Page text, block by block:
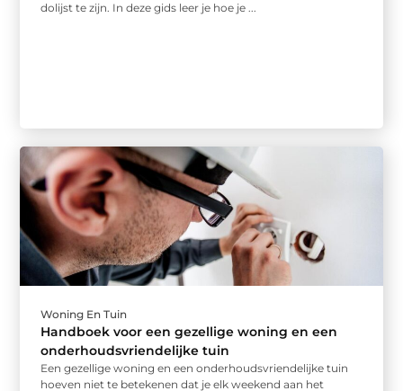
dolijst te zijn. In deze gids leer je hoe je ...
Woning En Tuin
Handboek voor een gezellige woning en een
onderhoudsvriendelijke tuin
Een gezellige woning en een onderhoudsvriendelijke tuin
hoeven niet te betekenen dat je elk weekend aan het